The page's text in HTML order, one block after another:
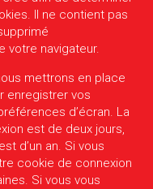
Il ne contient pas
votre navigateur.
mettrons en place
enregistrer vos
d’écran. La
est de deux jours,
d’un an. Si vous
cookie de connexion
Si vous vous